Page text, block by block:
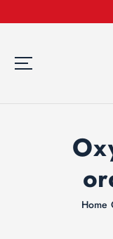
k
Home